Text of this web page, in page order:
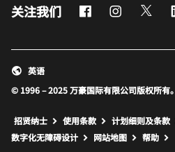
关注我们 FacebookInstagram
© 1996 – 2025 万豪国际有限公司版权所有
英语
招贤纳士 使用条款 计划细则及条款
数字化无障碍设计
网站地图 打开新
帮助